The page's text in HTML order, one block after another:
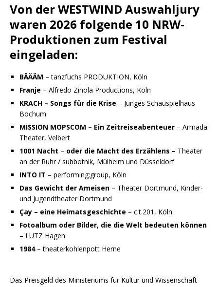
Von der WESTWIND Auswahljury
waren 2026 folgende 10 NRW-
Produktionen zum Festival
eingeladen:
BÄÄÄM – tanzfuchs PRODUKTION, Köln
Franje – Alfredo Zinola Productions, Köln
KRACH – Songs für die Krise – Junges Schauspielhaus
Bochum
MISSION MOPSCOM – Ein Zeitreiseabenteuer – Armada
Theater, Velbert
1001 Nacht – oder die Macht des Erzählens – Theater
an der Ruhr / subbotnik, Mülheim und Düsseldorf
INTO IT – performing:group, Köln
Das Gewicht der Ameisen – Theater Dortmund, Kinder-
und Jugendtheater Dortmund
Çay – eine Heimatsgeschichte – c.t.201, Köln
Fotoalbum oder Bilder, die die Welt bedeuten können
– LUTZ Hagen
1984– theaterkohlenpott Herne
Das Preisgeld des Ministeriums für Kultur und Wissenschaft